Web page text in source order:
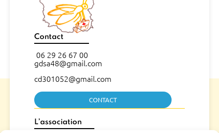
Contact
06 29 26 67 00
gdsa48@gmail.com
cd301052@gmail.com
CONTACT
L’association